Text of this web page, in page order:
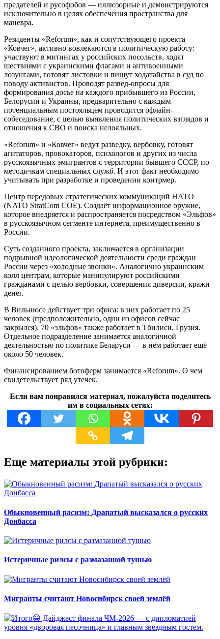
предателей и русофобов — иллюзорные и демонстрируются
исключительно в целях обеспечения пространства для
маневра.
Резиденты «Reforum», как и сопутствующего проекта
«Ковчег», активно вовлекаются в политическую работу:
участвуют в митингах у российских посольств, ходят
шествиями с украинскими флагами и антивоенными
лозунгами, готовят листовки и пишут ходатайства в суд по
поводу активистов. Проводят развед-опросы для
формирования досье на каждого прибывшего из России,
Белорусии и Украины, предварительно с каждым
потенциальным постояльцем проводится офлайн-
собеседование, с целью выявления политических взглядов и
отношения к СВО и поиска нелояльных.
«Reforum» и «Ковчег» ведут разведку, вербовку, готовят
агитаторов, провокаторов, психологов и других из числа
русскоязычных эмигрантов с территории бывшего СССР, по
методичкам специальных служб. И этот факт необходимо
учитывать при разработке и проведении контрмер.
Центр передовых стратегических коммуникаций НАТО
(NATO StratCom COE). Создаёт информационное оружие,
которое внедряется и распространяется посредством «Эльфов»
в русскоязычном сегменте интернета, преимущественно в
России.
Суть созданного проекта, заключается в организации
подрывной идеологической деятельности среди граждан
России через «холодные звонки». Аналогично украинским
колл центрам, которые манипулируют российскими
гражданами с целью вербовки, совершения диверсии, кражи
денег.
В Вильнюсе действует три офиса: в них работает по 25
человек (предположительно, один из офисов сейчас
закрылся). 70 «эльфов» также работает в Тбилиси, Грузия.
Отдельное подразделение занимается аналогичной
деятельностью по политике Беларуси — в нём работает ещё
около 50 человек.
Финансированием ботоферм занимается «Reforum». О чем
свидетельствует ряд утечек.
Если вам понравился материал, пожалуйста поделитесь
им в социальных сетях:
Еще материалы этой рубрики:
Обыкновенный расизм: Драпатый высказался о русских
Донбасса
Истеричные рилсы с размазанной тушью
Мигранты считают Новосибирск своей землёй